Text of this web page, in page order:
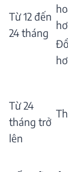
Từ 12 đến
24 tháng
Từ 24
tháng trở
lên